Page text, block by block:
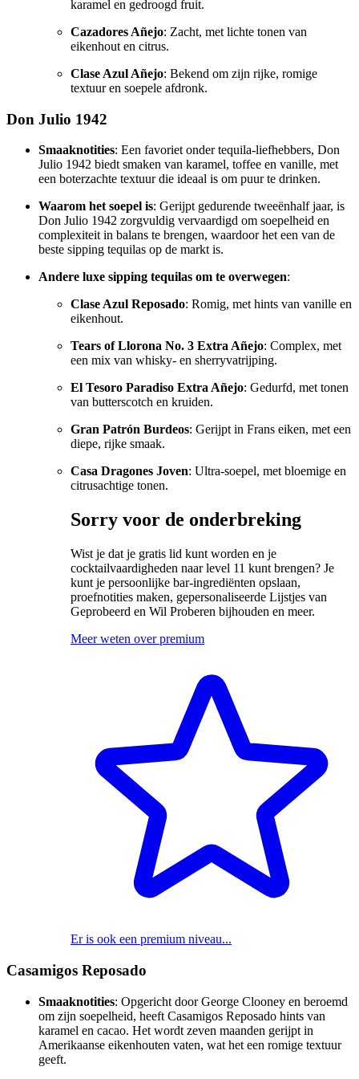
karamel en gedroogd fruit.
Cazadores Añejo: Zacht, met lichte tonen van
eikenhout en citrus.
Clase Azul Añejo: Bekend om zijn rijke, romige
textuur en soepele afdronk.
Don Julio 1942
Smaaknotities: Een favoriet onder tequila-liefhebbers, Don
Julio 1942 biedt smaken van karamel, toffee en vanille, met
een boterzachte textuur die ideaal is om puur te drinken.
Waarom het soepel is: Gerijpt gedurende tweeënhalf jaar, is
Don Julio 1942 zorgvuldig vervaardigd om soepelheid en
complexiteit in balans te brengen, waardoor het een van de
beste sipping tequilas op de markt is.
Andere luxe sipping tequilas om te overwegen:
Clase Azul Reposado: Romig, met hints van vanille en
eikenhout.
Tears of Llorona No. 3 Extra Añejo: Complex, met
een mix van whisky- en sherryvatrijping.
El Tesoro Paradiso Extra Añejo: Gedurfd, met tonen
van butterscotch en kruiden.
Gran Patrón Burdeos: Gerijpt in Frans eiken, met een
diepe, rijke smaak.
Casa Dragones Joven: Ultra-soepel, met bloemige en
citrusachtige tonen.
Sorry voor de onderbreking
Wist je dat je gratis lid kunt worden en je
cocktailvaardigheden naar level 11 kunt brengen? Je
kunt je persoonlijke bar-ingrediënten opslaan,
proefnotities maken, gepersonaliseerde Lijstjes van
Geprobeerd en Wil Proberen bijhouden en meer.
Meer weten over premium
Er is ook een premium niveau...
Casamigos Reposado
Smaaknotities: Opgericht door George Clooney en beroemd
om zijn soepelheid, heeft Casamigos Reposado hints van
karamel en cacao. Het wordt zeven maanden gerijpt in
Amerikaanse eikenhouten vaten, wat het een romige textuur
geeft.